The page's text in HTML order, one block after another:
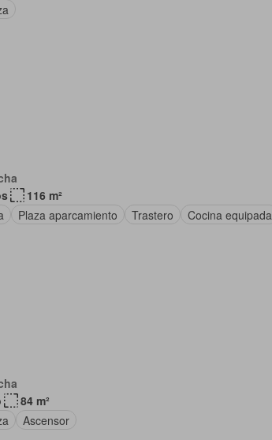
116 m²
Plaza aparcamiento Trastero Cocina equipada
84 m²
Ascensor